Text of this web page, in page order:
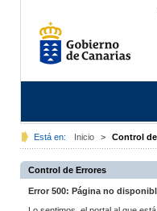
Está en: Inicio > Control
Control de Errores
Error 500: Página no